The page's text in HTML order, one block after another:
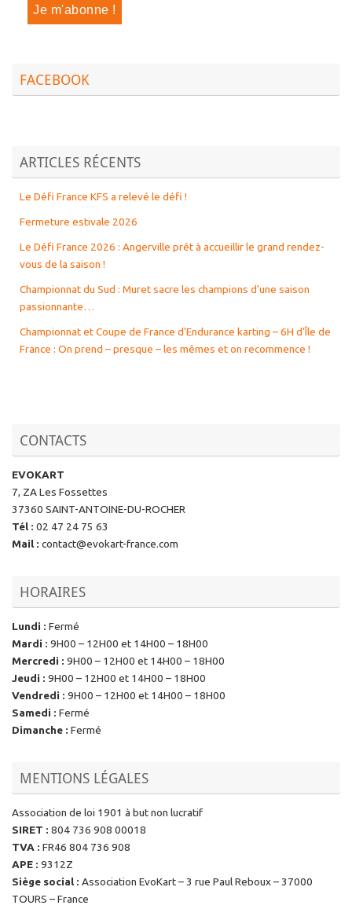
FACEBOOK
ARTICLES RÉCENTS
Le Défi France KFS a relevé le défi !
Fermeture estivale 2026
Le Défi France 2026 : Angerville prêt à accueillir le grand rendez-
vous de la saison !
Championnat du Sud : Muret sacre les champions d’une saison
passionnante…
Championnat et Coupe de France d’Endurance karting – 6H d’Île de
France : On prend – presque – les mêmes et on recommence !
CONTACTS
EVOKART
7, ZA Les Fossettes
37360 SAINT-ANTOINE-DU-ROCHER
Tél : 02 47 24 75 63
Mail : contact@evokart-france.com
HORAIRES
Lundi : Fermé
Mardi : 9H00 – 12H00 et 14H00 – 18H00
Mercredi : 9H00 – 12H00 et 14H00 – 18H00
Jeudi : 9H00 – 12H00 et 14H00 – 18H00
Vendredi : 9H00 – 12H00 et 14H00 – 18H00
Samedi : Fermé
Dimanche : Fermé
MENTIONS LÉGALES
Association de loi 1901 à but non lucratif
SIRET : 804 736 908 00018
TVA : FR46 804 736 908
APE : 9312Z
Siège social : Association EvoKart – 3 rue Paul Reboux – 37000
TOURS – France